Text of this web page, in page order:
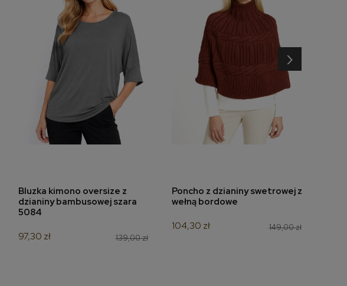
dodaj do koszyka
Bluzka kimono oversize z
dzianiny bambusowej szara
5084
139,00 zł
97,30 zł
dodaj do koszyka
Poncho z dzianiny swetrowej z
wełną bordowe
149,00 zł
104,30 zł
›